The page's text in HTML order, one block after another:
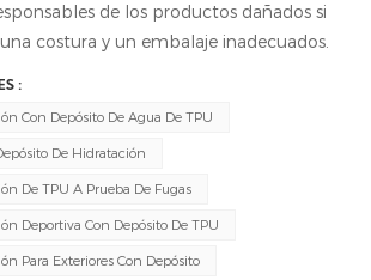
de los productos dañados si
costura y un embalaje inadecuados.
:
Con Depósito De Agua De TPU
De Hidratación
De TPU A Prueba De Fugas
Deportiva Con Depósito De TPU
Para Exteriores Con Depósito